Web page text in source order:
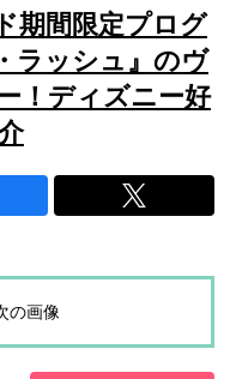
期間限定プログ
ラッシュ』のヴ
！ディズニー好
の画像